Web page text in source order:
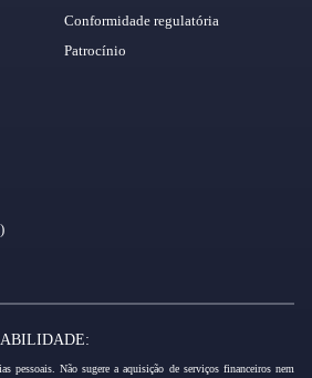
Conformidade regulatória
Patrocínio
pessoais. Não sugere a aquisição de serviços financeiros nem